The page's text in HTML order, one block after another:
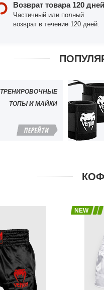
Возврат товара 120 дней
Частичный или полный
возврат в течение 120 дней.
ТРЕНИРОВОЧНЫЕ
ТОПЫ И МАЙКИ
ПЕРЕЙТИ
NEW